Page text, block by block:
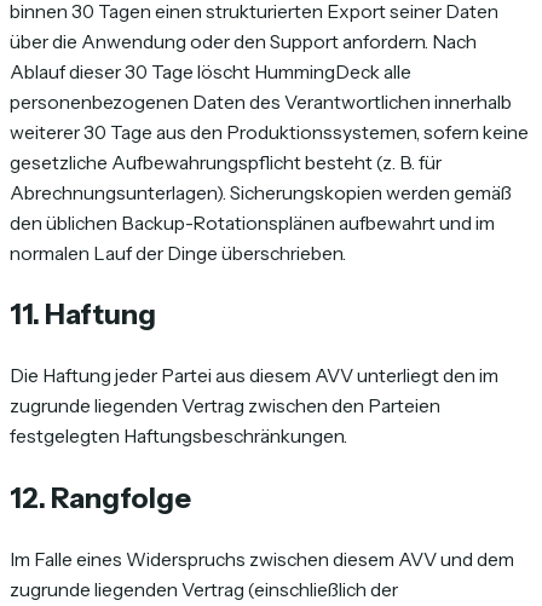
binnen 30 Tagen einen strukturierten Export seiner Daten
über die Anwendung oder den Support anfordern. Nach
Ablauf dieser 30 Tage löscht HummingDeck alle
personenbezogenen Daten des Verantwortlichen innerhalb
weiterer 30 Tage aus den Produktionssystemen, sofern keine
gesetzliche Aufbewahrungspflicht besteht (z. B. für
Abrechnungsunterlagen). Sicherungskopien werden gemäß
den üblichen Backup-Rotationsplänen aufbewahrt und im
normalen Lauf der Dinge überschrieben.
11. Haftung
Die Haftung jeder Partei aus diesem AVV unterliegt den im
zugrunde liegenden Vertrag zwischen den Parteien
festgelegten Haftungsbeschränkungen.
12. Rangfolge
Im Falle eines Widerspruchs zwischen diesem AVV und dem
zugrunde liegenden Vertrag (einschließlich der